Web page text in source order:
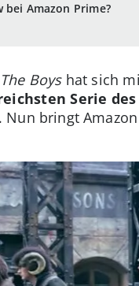
bei Amazon Prime?
The Boyshat sich
Serie
Nun bringt